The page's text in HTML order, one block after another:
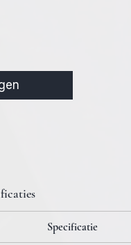
Specificatie